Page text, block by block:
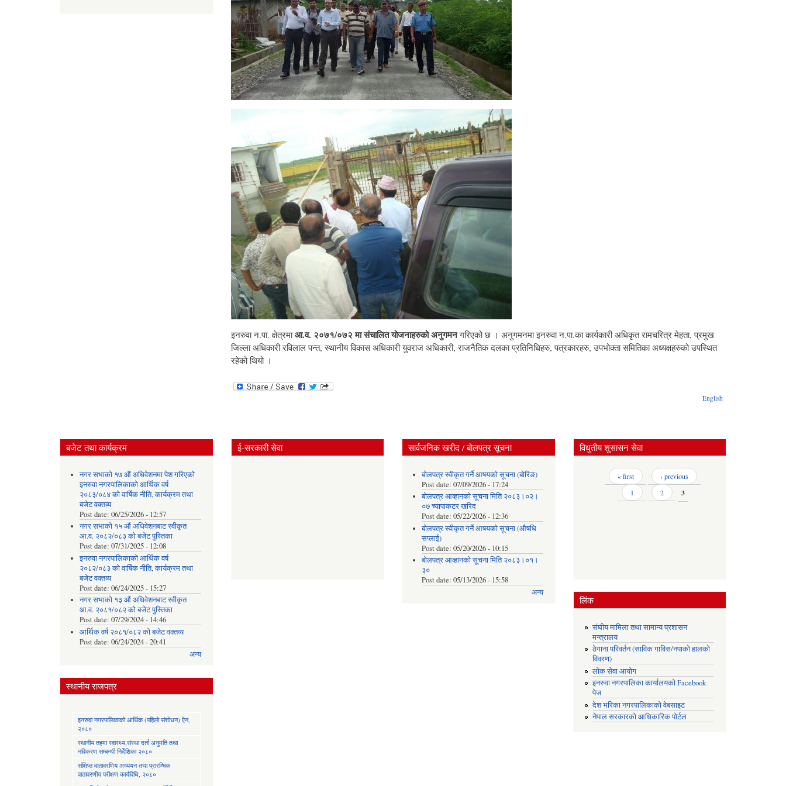
इनरुवा न.पा. क्षेत्रमाआ.व. २०७१/०७२ मा संचालित योजनाहरुको अनुगमनगरिएको छ । अनुगमनमा इनरुवा न.पा.का कार्यकारी अधिकृत रामचरित्र मेहता, प्रमुख
जिल्ला अधिकारी रविलाल पन्त, स्थानीय विकास अधिकारी युवराज अधिकारी, राजनैतिक दलका प्रतिनिधिहरु, पत्रकारहरु, उपभोक्ता समितिका अध्यक्षहरुको उपस्थित
रहेको थियो ।
English
बजेट तथा कार्यक्रम
नगर सभाको १७ औं अधिवेशनमा पेश गरिएको
इनरुवा नगरपालिकाको आर्थिक वर्ष
२०८३/०८४ को वार्षिक नीति, कार्यक्रम तथा
बजेट वक्तव्य
Post date: 06/25/2026 - 12:57
नगर सभाको १५ औं अधिवेशनबाट स्वीकृत
आ.व. २०८२/०८३ को बजेट पुस्तिका
Post date: 07/31/2025 - 12:08
इनरुवा नगरपालिकाको आर्थिक वर्ष
२०८२/०८३ को वार्षिक नीति, कार्यक्रम तथा
बजेट वक्तव्य
Post date: 06/24/2025 - 15:27
नगर सभाको १३ औं अधिवेशनबाट स्वीकृत
आ.व. २०८१/०८२ को बजेट पुस्तिका
Post date: 07/29/2024 - 14:46
आर्थिक वर्ष २०८१/०८२ को बजेट वक्तव्य
Post date: 06/24/2024 - 20:41
अन्य
स्थानीय राजपत्र
इनरुवा नगरपालिकाको आर्थिक (पहिलो संशोधन) ऐन,
२०८०
स्थानीय तहमा स्वास्थ्य,संस्था दर्ता अनुमति तथा
नविकरण सम्बन्धी निर्देशिका २०८०
संक्षिप्त वातावरणिय अध्ययन तथा प्रारम्भिक
वातावरणीय परीक्षण कार्यविधि, २०८०
ई-सरकारी सेवा सार्वजनिक खरीद / बोलपत्र सूचना
बोलपत्र स्वीकृत गर्ने आषयको सूचना (बोरिङ)
Post date: 07/09/2026 - 17:24
बोलपत्र आव्हानको सूचना मिति २०८३।०२।
०७ च्यापाकटर खरिद
Post date: 05/22/2026 - 12:36
बोलपत्र स्वीकृत गर्ने आषयको सूचना (औषधि
सप्लाई)
Post date: 05/20/2026 - 10:15
बोलपत्र आव्हानको सूचना मिति २०८३।०१।
३०
Post date: 05/13/2026 - 15:58
अन्य
विधुतीय शुसासन सेवा
Pages « first
‹ previous
1
2 3
लिंक
संघीय मामिला तथा सामान्य प्रशासन
मन्त्रालय
ठेगाना परिवर्तन (साविक गाविस/नपाको हालको
विवरण)
लोक सेवा आयोग
इनरुवा नगरपालिका कार्यालयको Facebook
पेज
देश भरिका नगरपालिकाको वेबसाइट
नेपाल सरकारको आधिकारिक पोर्टल